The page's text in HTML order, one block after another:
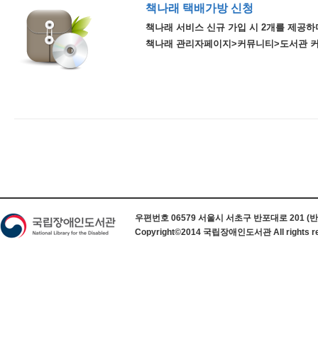
책나래 택배가방 신청
책나래 서비스 신규 가입 시 2개를 제공
책나래 관리자페이지>커뮤니티>도서관
우편번호 06579 서울시 서초구 반포대로 201 (
Copyright©2014 국립장애인도서관 All rights